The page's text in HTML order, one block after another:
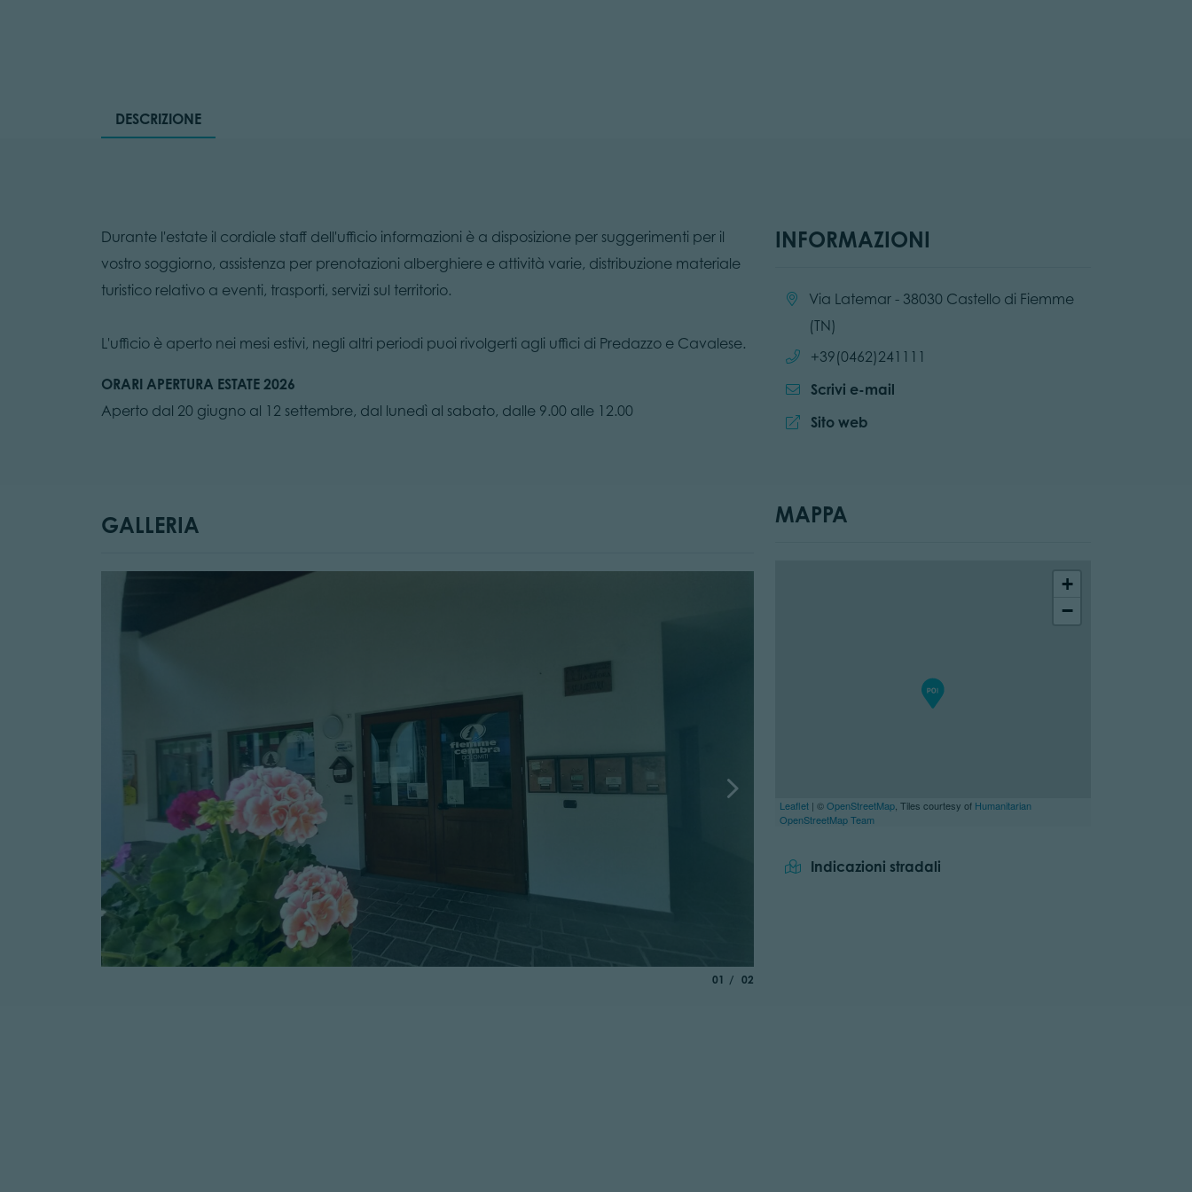
DESCRIZIONE
Durante l'estate il cordiale staff dell'ufficio informazioni è a disposizione per suggerimenti per il
vostro soggiorno, assistenza per prenotazioni alberghiere e attività varie, distribuzione materiale
turistico relativo a eventi, trasporti, servizi sul territorio.
L'ufficio è aperto nei mesi estivi, negli altri periodi puoi rivolgerti agli uffici di Predazzo e Cavalese.
ORARI APERTURA ESTATE 2026
Aperto dal 20 giugno al 12 settembre, dal lunedì al sabato, dalle 9.00 alle 12.00
GALLERIA
aria.slide_indicator.prefix
01 di
02
INFORMAZIONI
Località:Via Latemar - 38030 Castello di Fiemme
(TN)
Chiama:
+39(0462)241111
Scrivi e-mail
Sito web:
Sito web
MAPPA
+
−
Leaflet | ©OpenStreetMap , Tiles courtesy of Humanitarian
OpenStreetMap Team
Indicazioni stradali